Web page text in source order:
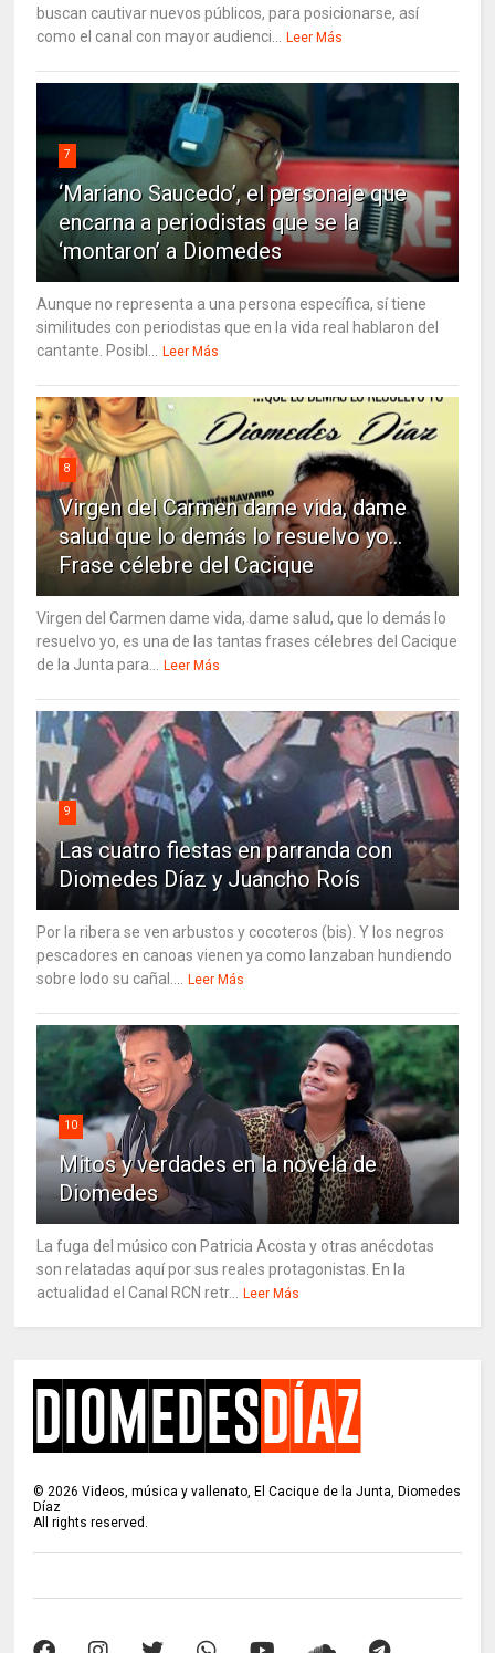
buscan cautivar nuevos públicos, para posicionarse, así
como el canal con mayor audienci...
Leer Más
7
‘Mariano Saucedo’, el personaje que
encarna a periodistas que se la
‘montaron’ a Diomedes
Aunque no representa a una persona específica, sí tiene
similitudes con periodistas que en la vida real hablaron del
cantante. Posibl...
Leer Más
8
Virgen del Carmen dame vida, dame
salud que lo demás lo resuelvo yo…
Frase célebre del Cacique
Virgen del Carmen dame vida, dame salud, que lo demás lo
resuelvo yo, es una de las tantas frases célebres del Cacique
de la Junta para...
Leer Más
9
Las cuatro fiestas en parranda con
Diomedes Díaz y Juancho Roís
Por la ribera se ven arbustos y cocoteros (bis). Y los negros
pescadores en canoas vienen ya como lanzaban hundiendo
sobre lodo su cañal....
Leer Más
10
Mitos y verdades en la novela de
Diomedes
La fuga del músico con Patricia Acosta y otras anécdotas
son relatadas aquí por sus reales protagonistas. En la
actualidad el Canal RCN retr...
Leer Más
© 2026 Videos, música y vallenato, El Cacique de la Junta, Diomedes
Díaz
All rights reserved.